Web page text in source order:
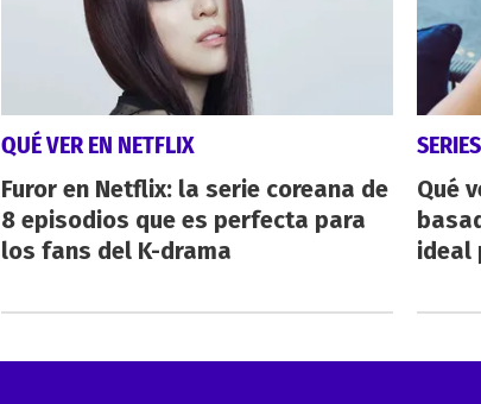
QUÉ VER EN NETFLIX
Furor en Netflix: la serie coreana de
8 episodios que es perfecta para
los fans del K-drama
SERIES
Qué
ideal